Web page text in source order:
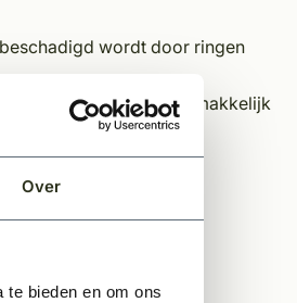
Over
bieden en om ons
wordt door ringen
rozet indien nodig gemakkelijk